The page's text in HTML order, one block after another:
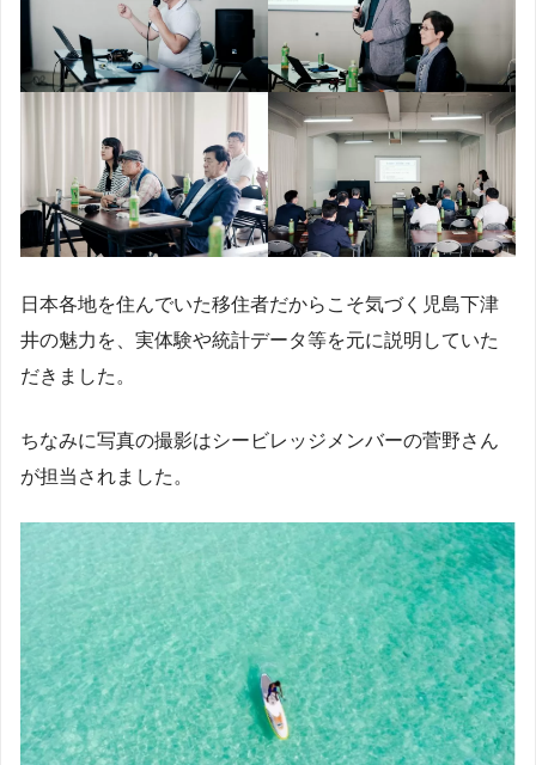
日本各地を住んでいた移住者だからこそ気づく児島下津
井の魅力を、実体験や統計データ等を元に説明していた
だきました。
ちなみに写真の撮影はシービレッジメンバーの菅野さん
が担当されました。